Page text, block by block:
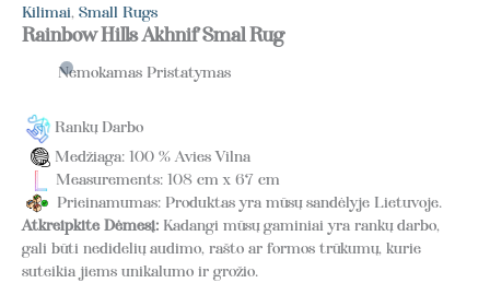
Kilimai, Small Rugs
Rainbow Hills Akhnif Smal Rug
Nemokamas Pristatymas
Rankų Darbo
Medžiaga: 100 % Avies Vilna
Measurements: 108 cm x 67 cm
Prieinamumas: Produktas yra mūsų sandėlyje Lietuvoje.
Atkreipkite Dėmesį: Kadangi mūsų gaminiai yra rankų darbo,
gali būti nedidelių audimo, rašto ar formos trūkumų, kurie
suteikia jiems unikalumo ir grožio.